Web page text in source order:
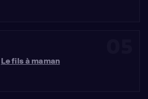
Le fils à maman